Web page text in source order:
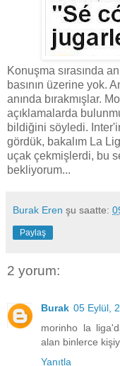
Konuşma sırasında
basının üzerine yok.
anında bırakmışlar.
açıklamalarda
bildiğini söyledi.
gördük, bakalım La
uçak çekmişlerdi, bu
bekliyorum...
Burak Eren şu saatte:
Paylaş
2 yorum:
Burak 05 Eylül,
morinho la
alan binlerce
Yanıtla